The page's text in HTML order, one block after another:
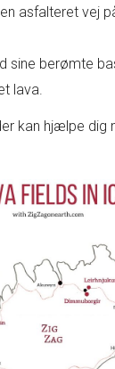
asfalteret vej
sine berømte
lava.
kan hjælpe dig